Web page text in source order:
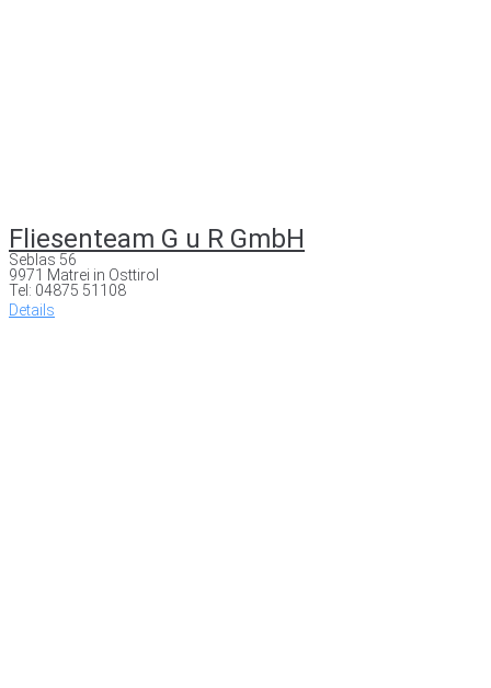
Fliesenteam G u R GmbH
Seblas 56
9971 Matrei in Osttirol
Tel: 04875 51108
Details